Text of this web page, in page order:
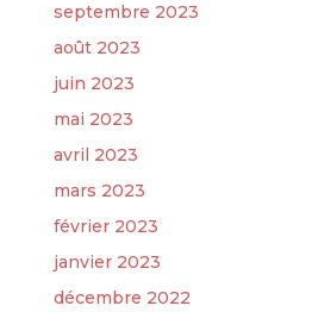
septembre 2023
août 2023
juin 2023
mai 2023
avril 2023
mars 2023
février 2023
janvier 2023
décembre 2022